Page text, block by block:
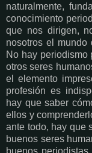
naturalmente,
conocimiento
que nos dirigen,
nosotros el mundo
No hay
otros seres
el elemento
profesión es
hay que saber
ellos y
ante todo, hay que
buenos seres
buenos